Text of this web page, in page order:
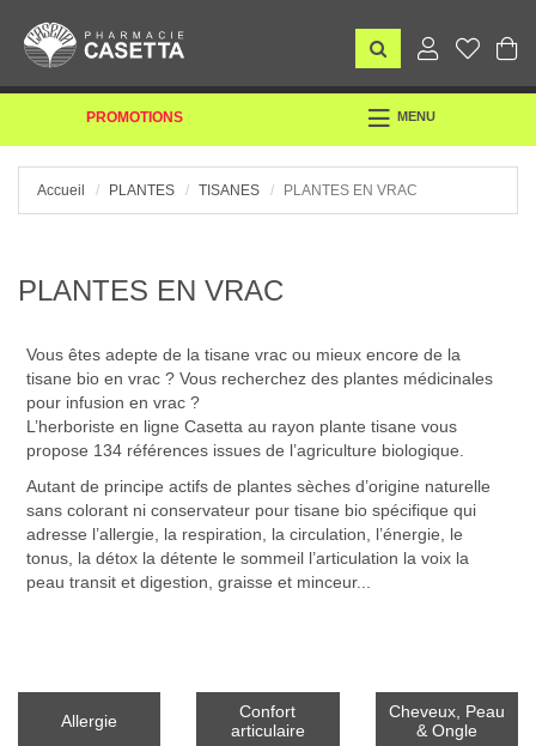
PROMOTIONS
TOGGLE
MENU
Accueil PLANTES TISANES PLANTES EN VRAC
PLANTES EN VRAC
Vous êtes adepte de la tisane vrac ou mieux encore de la
tisane bio en vrac ? Vous recherchez des plantes médicinales
pour infusion en vrac ?
L’herboriste en ligne Casetta au rayon plante tisane vous
propose 134 références issues de l’agriculture biologique.
Autant de principe actifs de plantes sèches d’origine naturelle
sans colorant ni conservateur pour tisane bio spécifique qui
adresse l’allergie, la respiration, la circulation, l’énergie, le
tonus, la détox la détente le sommeil l’articulation la voix la
peau transit et digestion, graisse et minceur...
Allergie
Confort
articulaire
Cheveux, Peau
& Ongle